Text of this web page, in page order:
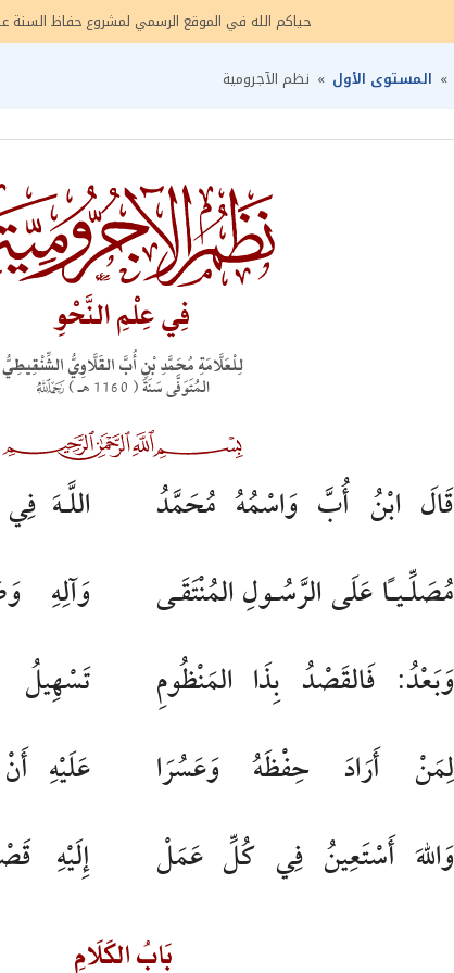
حياكم الله في الموقع الرسمي لمشروع حفاظ السنة
» المستوى الأول » نظم الآجرومية
فِي عِلْمِ الـنَّحْوِ
لِلْعَلَّامَةِ مُحَمَّدِ بْنِ أُبَّ القَلَّاوِيُّ الشِّنْقِيطِيُّ
المُتَوَفَّى سَنَةَ ( 1160 هـ ) $
قَالَ ابْنُ أُبَّ وَاسْمُهُ مُحَمَّدُ اللَّـهَ
مُصَلِّـياً عَلَى الرَّسُـولِ المُنْتَقَـى وَآلِهِ
وَبَعْدُ: فَالقَصْدُ بِذَا المَنْظُومِ تَسْهِيلُ
لِمَنْ أَرَادَ حِفْظَهُ وَعَسُرَا عَلَيْهِ
وَاللهَ أَسْتَعِينُ فِي كُلِّ عَمَلْ إِلَيْهِ
بَابُ الكَلَامِ